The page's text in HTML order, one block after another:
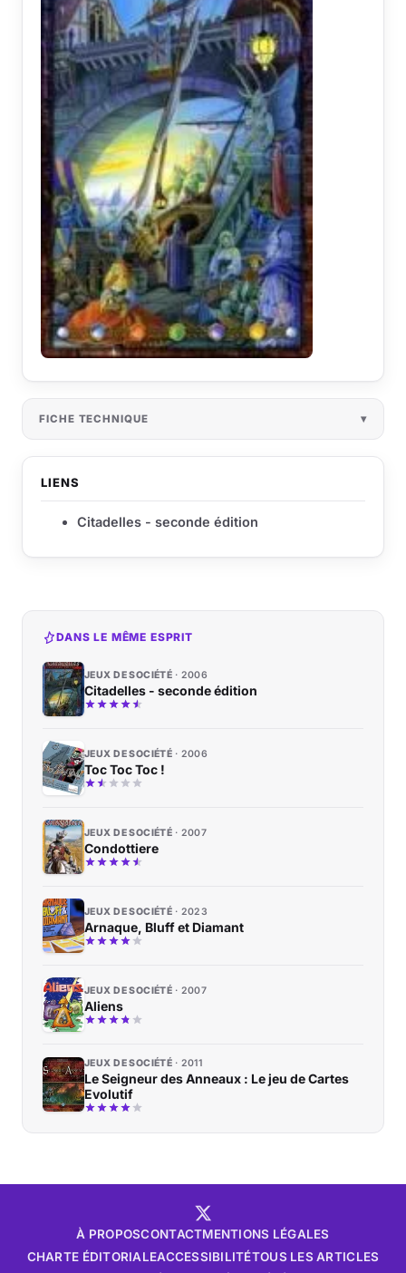
FICHE TECHNIQUE
LIENS
Citadelles - seconde édition
DANS LE MÊME ESPRIT
JEUX DE SOCIÉTÉ 2006
Citadelles - seconde édition
JEUX DE SOCIÉTÉ 2006
Toc Toc Toc !
JEUX DE SOCIÉTÉ 2007
Condottiere
JEUX DE SOCIÉTÉ 2023
Arnaque, Bluff et Diamant
JEUX DE SOCIÉTÉ 2007
Aliens
JEUX DE SOCIÉTÉ 2011
Le Seigneur des Anneaux : Le jeu de Cartes
Evolutif
À PROPOSCONTACTMENTIONS LÉGALES
CHARTE ÉDITORIALEACCESSIBILITÉTOUS LES ARTICLES